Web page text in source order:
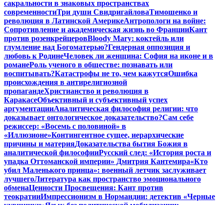
сакральности в знаковых пространствах
современностиТри души СвидригайловаТимошенко и
революция в Латинской АмерикеАнтропологи на войне:
Сопротивление и академическая жизнь во ФранцииКант
против розенкрейцеровBloody Mary: коктейль или
глумление над Богоматерью?Гендерная оппозиция и
любовь к РодинеЧеловек ли женщина: София на иконе и в
романеРоль ученого в обществе: познавать или
воспитывать?Катастрофы не то, чем кажутсяОшибка
происхождения в антирелигиозной
пропагандеХристианство и революция в
КаракасеОбъективный и субъективный успех
аргументацииАналитическая философия религии: что
доказывает онтологическое доказательство?Сам себе
режиссер: «Восемь с половиной» в
«Иллюзионе»Контингентное сущее, иерархические
причины и материяДоказательства бытия Божия в
аналитической философииРусский след: «История роста и
упадка Оттоманской империи» Дмитрия Кантемира«Кто
убил Маленького принца»: военный летчик заслуживает
лучшегоЛитература как пространство эмоционального
обменаЦенности Просвещения: Кант против
теократииИмпрессионизм в Нормандии: детектив «Черные